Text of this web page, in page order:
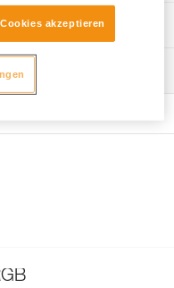
1R RGB und ARIA
HELMET ADAPT-
akzeptieren